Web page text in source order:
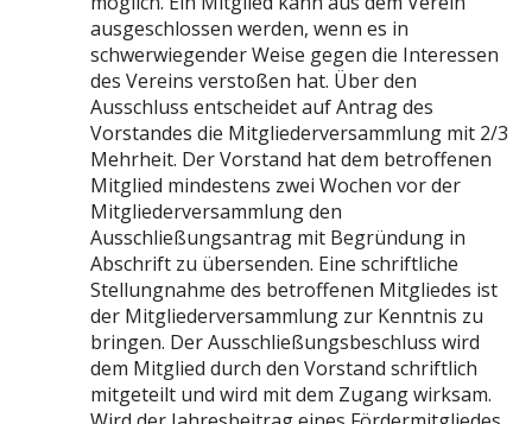
ausgeschlossen werden, wenn es in
schwerwiegender Weise gegen die Interessen
des Vereins verstoßen hat. Über den
Ausschluss entscheidet auf Antrag des
Vorstandes die Mitgliederversammlung mit 2/3
Mehrheit. Der Vorstand hat dem betroffenen
Mitglied mindestens zwei Wochen vor der
Mitgliederversammlung den
Ausschließungsantrag mit Begründung in
Abschrift zu übersenden. Eine schriftliche
Stellungnahme des betroffenen Mitgliedes ist
der Mitgliederversammlung zur Kenntnis zu
bringen. Der Ausschließungsbeschluss wird
dem Mitglied durch den Vorstand schriftlich
mitgeteilt und wird mit dem Zugang wirksam.